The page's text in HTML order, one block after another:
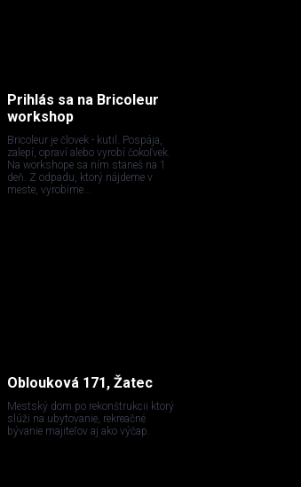
Prihlás sa na Bricoleur
workshop
Bricoleur je človek - kutil. Pospája,
zalepí, opraví alebo vyrobí čokoľvek.
Na workshope sa ním staneš na 1
deň. Z odpadu, ktorý nájdeme v
meste, vyrobíme...
Oblouková 171, Žatec
Mestský dom po rekonštrukcii ktorý
slúži na ubytovanie, rekreačné
bývanie majiteľov aj ako výčap.